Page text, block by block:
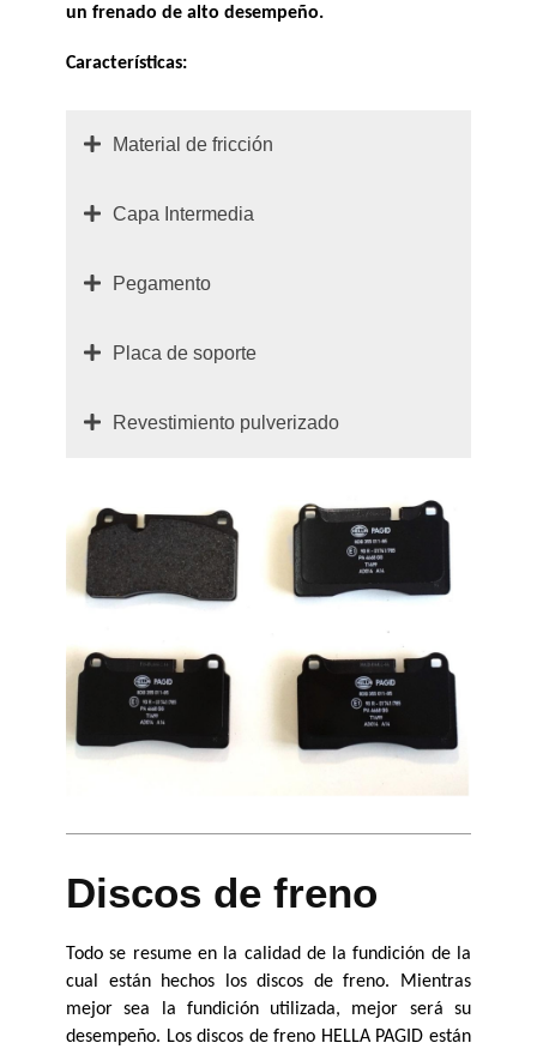
un frenado de alto desempeño.
Características:
Material de fricción
Capa Intermedia
Pegamento
Placa de soporte
Revestimiento pulverizado
Discos de freno
Todo se resume en la calidad de la fundición de la
cual están hechos los discos de freno. Mientras
mejor sea la fundición utilizada, mejor será su
desempeño. Los discos de freno HELLA PAGID están